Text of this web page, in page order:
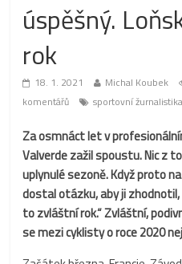
úspěšný.
rok
18. 1. 2021 Michal Koubek
komentářů
sportovní žurnalistika
Za osmnáct let v
Valverde zažil spoustu. Nic z
uplynulé sezoně. Když proto
dostal otázku, aby ji zhodnotil,
to zvláštní rok.“ Zvláštní,
se mezi cyklisty o roce 2020